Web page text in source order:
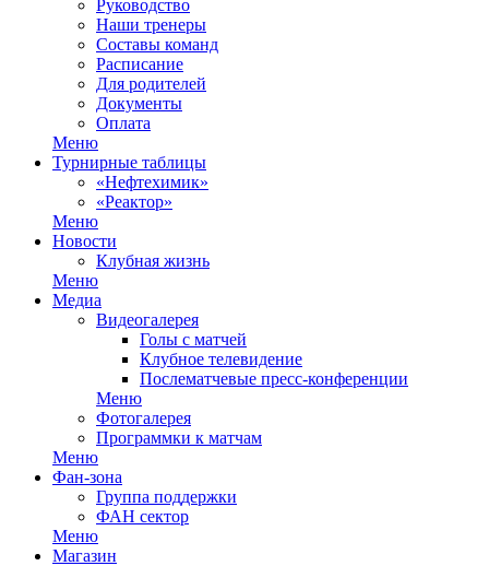
Руководство
Наши тренеры
Составы команд
Расписание
Для родителей
Документы
Оплата
Меню
Турнирные таблицы
«Нефтехимик»
«Реактор»
Меню
Новости
Клубная жизнь
Меню
Медиа
Видеогалерея
Голы с матчей
Клубное телевидение
Послематчевые пресс-конференции
Меню
Фотогалерея
Программки к матчам
Меню
Фан-зона
Группа поддержки
ФАН сектор
Меню
Магазин